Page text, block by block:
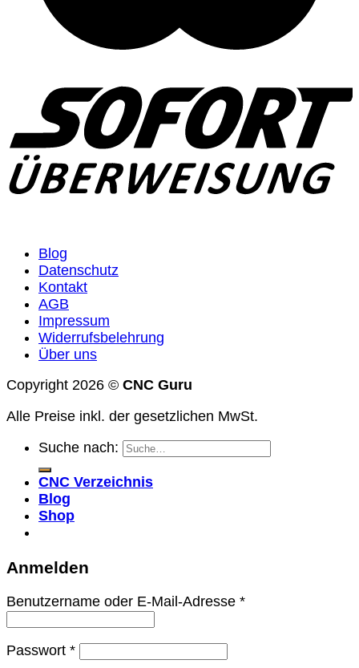
Blog
Datenschutz
Kontakt
AGB
Impressum
Widerrufsbelehrung
Über uns
Copyright 2026 © CNC Guru
Alle Preise inkl. der gesetzlichen MwSt.
Suche nach:
CNC Verzeichnis
Blog
Shop
Anmelden
Benutzername oder E-Mail-Adresse *
Passwort *